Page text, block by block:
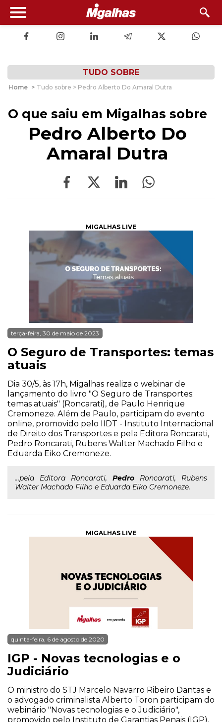
TUDO SOBRE
Home > Tudo sobre > Pedro Alberto Do Amaral Dutra
O que saiu em Migalhas sobre
Pedro Alberto Do
Amaral Dutra
MIGALHAS LIVE
terça-feira, 30 de maio de 2023
O Seguro de Transportes: temas
atuais
Dia 30/5, às 17h, Migalhas realiza o webinar de
lançamento do livro "O Seguro de Transportes:
temas atuais" (Roncarati), de Paulo Henrique
Cremoneze. Além de Paulo, participam do evento
online, promovido pelo IIDT - Instituto Internacional
de Direito dos Transportes e pela Editora Roncarati,
Pedro Roncarati, Rubens Walter Machado Filho e
Eduarda Eiko Cremoneze.
...pela Editora Roncarati, Pedro Roncarati, Rubens
Walter Machado Filho e Eduarda Eiko Cremoneze.
MIGALHAS LIVE
quinta-feira, 6 de agosto de 2020
IGP - Novas tecnologias e o
Judiciário
O ministro do STJ Marcelo Navarro Ribeiro Dantas e
o advogado criminalista Alberto Toron participam do
webinário "Novas tecnologias e o Judiciário",
promovido pelo Instituto de Garantias Penais (IGP).